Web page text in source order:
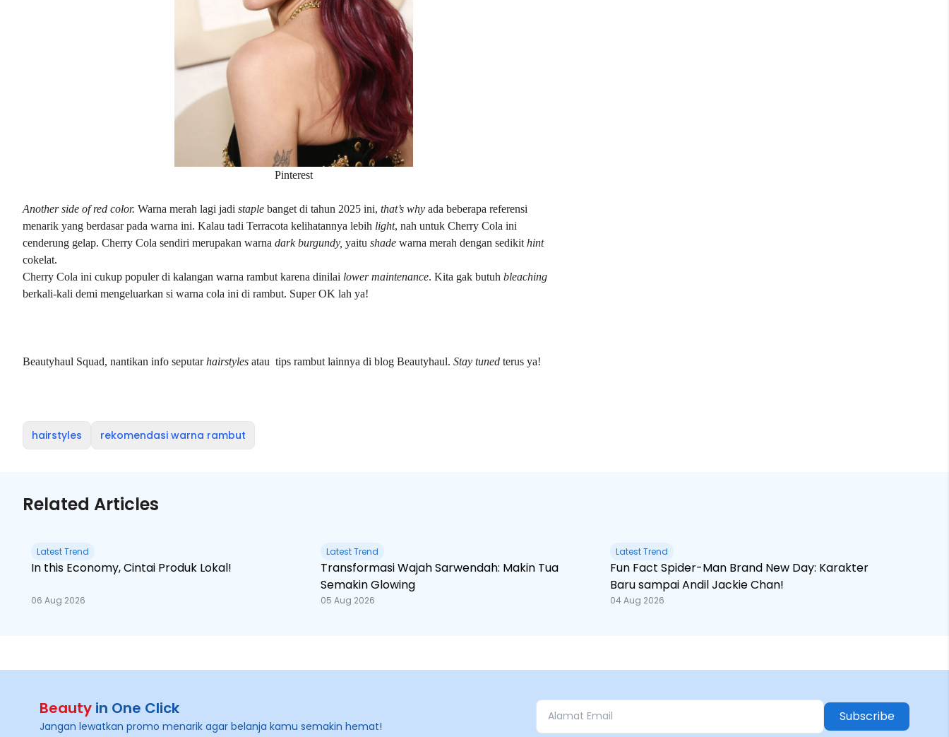
Pinterest
Another side of red color. Warna merah lagi jadi staple banget di tahun 2025 ini, that’s why ada beberapa referensi
menarik yang berdasar pada warna ini. Kalau tadi Terracota kelihatannya lebih light, nah untuk Cherry Cola ini
cenderung gelap. Cherry Cola sendiri merupakan warna dark burgundy, yaitu shade warna merah dengan sedikit hint
cokelat.
Cherry Cola ini cukup populer di kalangan warna rambut karena dinilai lower maintenance. Kita gak butuh bleaching
berkali-kali demi mengeluarkan si warna cola ini di rambut. Super OK lah ya!
Beautyhaul Squad, nantikan info seputarhairstyles atau tips rambut lainnya di blog Beautyhaul. Stay tuned terus ya!
hairstyles rekomendasi warna rambut
Related Articles
Latest Trend
In this Economy, Cintai Produk Lokal!
06 Aug 2026
Latest Trend
Transformasi Wajah Sarwendah: Makin Tua
Semakin Glowing
05 Aug 2026
Latest Trend
Fun Fact Spider-Man Brand New Day: Karakter
Baru sampai Andil Jackie Chan!
04 Aug 2026
Beauty in One Click
Jangan lewatkan promo menarik agar belanja kamu semakin hemat!
Subscribe